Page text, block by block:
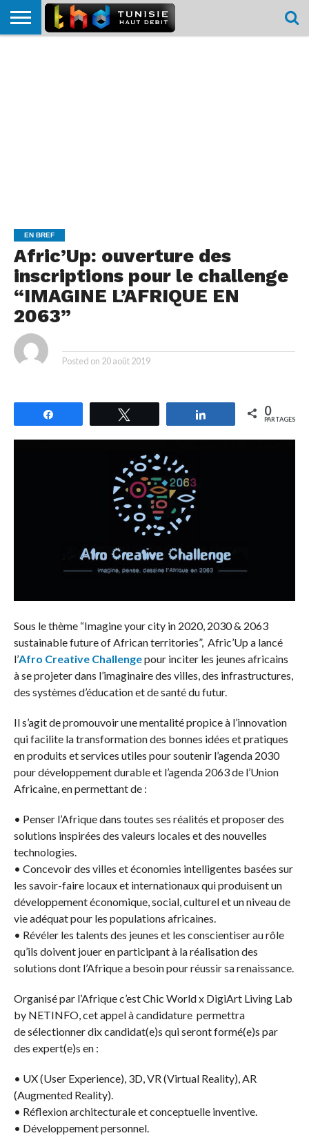
EN BREF
Afric’Up: ouverture des
inscriptions pour le challenge
“IMAGINE L’AFRIQUE EN
2063”
Posted on 20 août 2019
Partagez 0
PARTAGES
Sous le thème “Imagine your city in 2020, 2030 & 2063
sustainable future of African territories”, Afric’Up a lancé
l’Afro Creative Challengepour inciter les jeunes africains
à se projeter dans l’imaginaire des villes, des infrastructures,
des systèmes d’éducation et de santé du futur.
Il s’agit de promouvoir une mentalité propice à l’innovation
qui facilite la transformation des bonnes idées et pratiques
en produits et services utiles pour soutenir l’agenda 2030
pour développement durable et l’agenda 2063 de l’Union
Africaine, en permettant de :
• Penser l’Afrique dans toutes ses réalités et proposer des
solutions inspirées des valeurs locales et des nouvelles
technologies.
• Concevoir des villes et économies intelligentes basées sur
les savoir-faire locaux et internationaux qui produisent un
développement économique, social, culturel et un niveau de
vie adéquat pour les populations africaines.
• Révéler les talents des jeunes et les conscientiser au rôle
qu’ils doivent jouer en participant à la réalisation des
solutions dont l’Afrique a besoin pour réussir sa renaissance.
Organisé par l’Afrique c’est Chic World x DigiArt Living Lab
by NETINFO, cet appel à candidature permettra
de sélectionner dix candidat(e)s qui seront formé(e)s par
des expert(e)s en :
• UX (User Experience), 3D, VR (Virtual Reality), AR
(Augmented Reality).
• Réflexion architecturale et conceptuelle inventive.
• Développement personnel.